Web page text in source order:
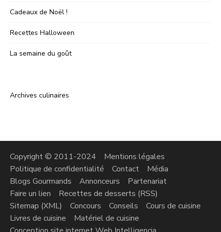
Cadeaux de Noël !
Recettes Halloween
La semaine du goût
Archives culinaires
Copyright © 2011-2024
Mentions légales
Politique de confidentialité
Contact
Média
Blogs Gourmands
Annonceurs
Partenariat
Faire un lien
Recettes de desserts (RSS)
Sitemap (XML)
Concours Conseils
Cours de cuisine
Livres de cuisine
Matériel de cuisine